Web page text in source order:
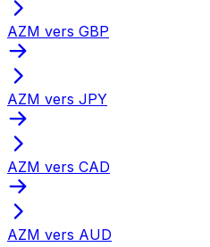
AZM vers GBP
AZM vers JPY
AZM vers CAD
AZM vers AUD